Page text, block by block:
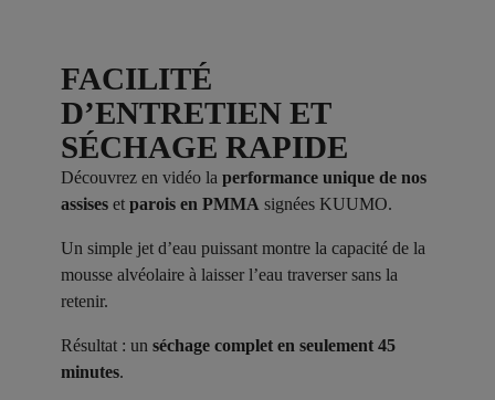
FACILITÉ
D’ENTRETIEN ET
SÉCHAGE RAPIDE
Découvrez en vidéo la performance unique de nos
assises et parois en PMMA signées KUUMO.
Un simple jet d’eau puissant montre la capacité de la
mousse alvéolaire à laisser l’eau traverser sans la
retenir.
Résultat : un séchage complet en seulement 45
minutes.